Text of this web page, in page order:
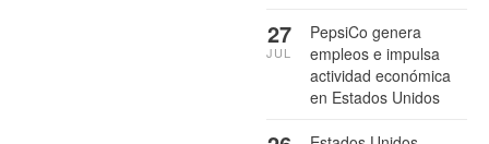
PepsiCo genera
empleos e impulsa
actividad económica
en Estados Unidos
27
JUL